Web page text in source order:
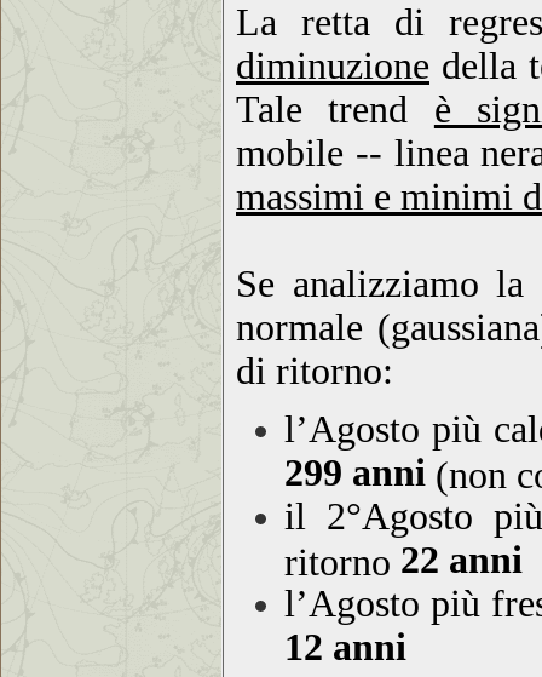
La retta di
diminuzione della
Tale trend è
mobile -- linea
massimi e minimi
Se analizziamo
normale
di ritorno:
l’Agosto più
299 anni (non
il 2°Agosto
ritorno 22 anni
l’Agosto più
12 anni